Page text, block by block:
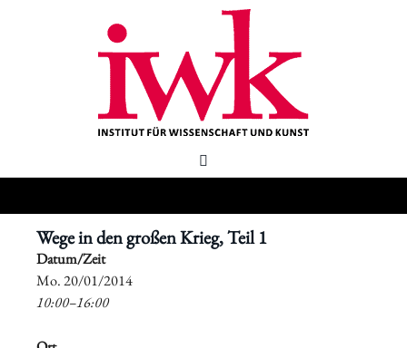
Wege in den großen Krieg, Teil 1
Datum/Zeit
​Mo. 20/01/2014
10:00–16:00